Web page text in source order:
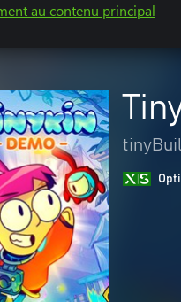
au contenu principal